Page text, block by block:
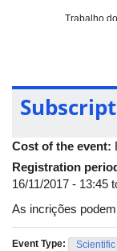
Trabalho
28 de Novembro
12h00
horizontes e
18h00 –
22h00
Mesa II:
Cost of the event:
Registration
16/11/2017 - 13:45
As incrições
Event Type: